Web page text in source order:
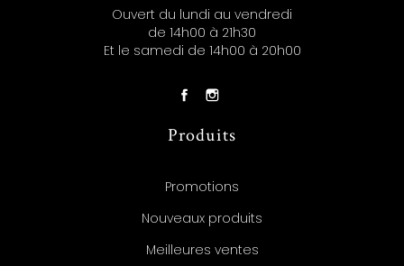
Ouvert du lundi au vendredi
de 14h00 à 21h30
Et le samedi de 14h00 à 20h00
Produits
Promotions
Nouveaux produits
Meilleures ventes